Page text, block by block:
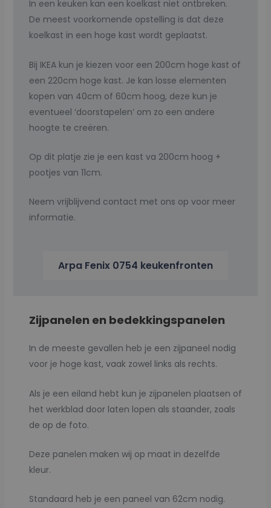
In een keuken kan een koelkast niet ontbreken.
De meest voorkomende opstelling is dat deze
koelkast in een hoge kast wordt geplaatst.
Bij IKEA kun je kiezen voor een 200cm hoge kast of
een 220cm hoge kast. Je kan losse elementen
kopen van 40cm of 60cm hoog, deze kun je
eventueel ‘doorstapelen’ om zo een andere
hoogte te creëren.
Op dit platje zie je een kast va 200cm hoog +
pootjes van 11cm.
Neem vrijblijvend contact met ons op voor meer
informatie.
Arpa Fenix 0754 keukenfronten
Zijpanelen en bedekkingspanelen
In de meeste gevallen heb je een zijpaneel nodig
voor je hoge kast, vaak zowel links als rechts.
Als je een eiland hebt kun je zijpanelen plaatsen of
het werkblad door laten lopen als staander, zoals
de op de foto.
Deze panelen maken wij op maat in dezelfde
kleur.
Standaard heb je een paneel van 62cm nodig.